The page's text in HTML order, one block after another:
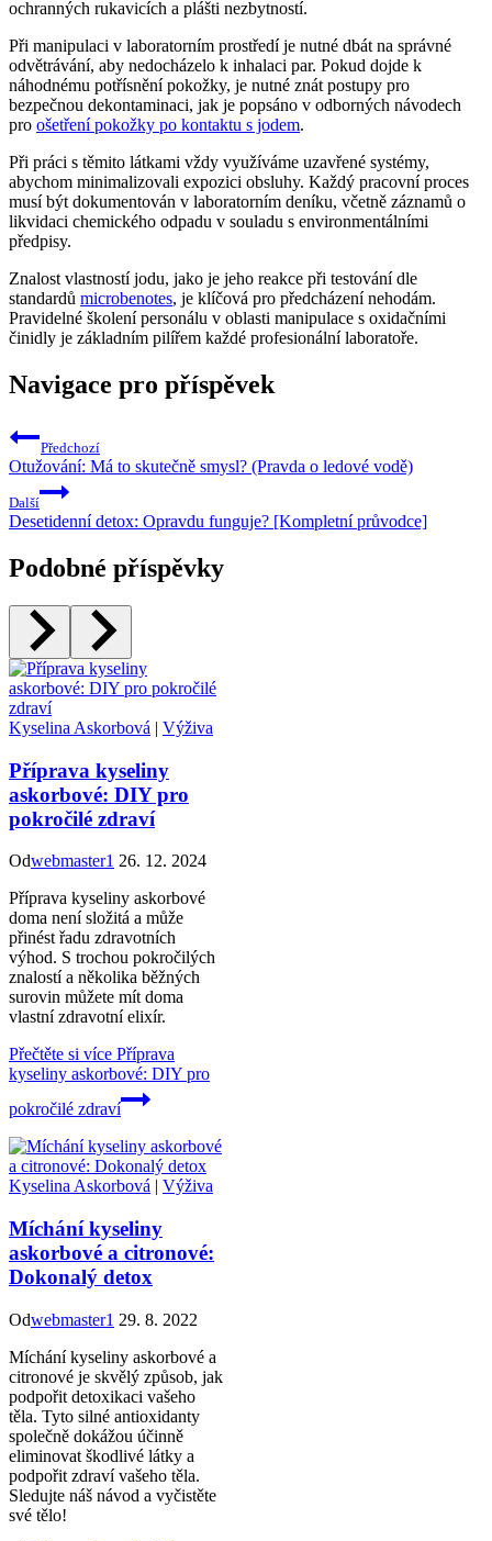
ochranných rukavicích a plášti nezbytností.
Při manipulaci v laboratorním prostředí je nutné dbát na správné
odvětrávání, aby nedocházelo k inhalaci par. Pokud dojde k
náhodnému potřísnění pokožky, je nutné znát postupy pro
bezpečnou dekontaminaci, jak je popsáno v odborných návodech
pro ošetření pokožky po kontaktu s jodem.
Při práci s těmito látkami vždy využíváme uzavřené systémy,
abychom minimalizovali expozici obsluhy. Každý pracovní proces
musí být dokumentován v laboratorním deníku, včetně záznamů o
likvidaci chemického odpadu v souladu s environmentálními
předpisy.
Znalost vlastností jodu, jako je jeho reakce při testování dle
standardů microbenotes, je klíčová pro předcházení nehodám.
Pravidelné školení personálu v oblasti manipulace s oxidačními
činidly je základním pilířem každé profesionální laboratoře.
Navigace pro příspěvek
Předchozí
Otužování: Má to skutečně smysl? (Pravda o ledové vodě)
Další
Desetidenní detox: Opravdu funguje? [Kompletní průvodce]
Podobné příspěvky
Kyselina Askorbová | Výživa
Příprava kyseliny
askorbové: DIY pro
pokročilé zdraví
Odwebmaster1 26. 12. 2024
Příprava kyseliny askorbové
doma není složitá a může
přinést řadu zdravotních
výhod. S trochou pokročilých
znalostí a několika běžných
surovin můžete mít doma
vlastní zdravotní elixír.
Přečtěte si více Příprava
kyseliny askorbové: DIY pro
pokročilé zdraví
Kyselina Askorbová | Výživa
Míchání kyseliny
askorbové a citronové:
Dokonalý detox
Odwebmaster1 29. 8. 2022
Míchání kyseliny askorbové a
citronové je skvělý způsob, jak
podpořit detoxikaci vašeho
těla. Tyto silné antioxidanty
společně dokážou účinně
eliminovat škodlivé látky a
podpořit zdraví vašeho těla.
Sledujte náš návod a vyčistěte
své tělo!